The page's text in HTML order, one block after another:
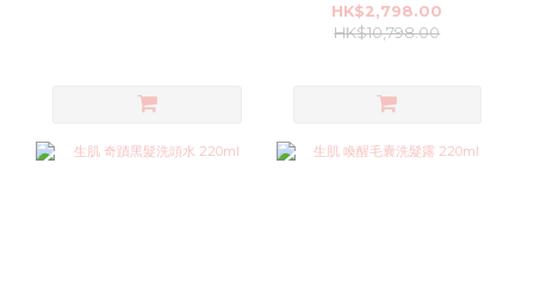
HK$2,798.00
HK$10,798.00